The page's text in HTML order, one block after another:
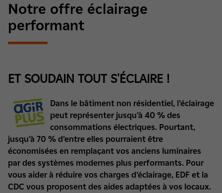
Notre offre éclairage
performant
ET SOUDAIN TOUT S'ÉCLAIRE !
Dans le bâtiment non résidentiel, l’éclairage
peut représenter jusqu’à 40 % des
consommations électriques. Pourtant,
jusqu’à 70 % d’entre elles pourraient être
économisées en remplaçant vos anciens luminaires
par des systèmes modernes plus performants. Pour
vous aider à réduire vos charges d’éclairage, EDF et la
CDC vous proposent des aides adaptées à vos locaux.